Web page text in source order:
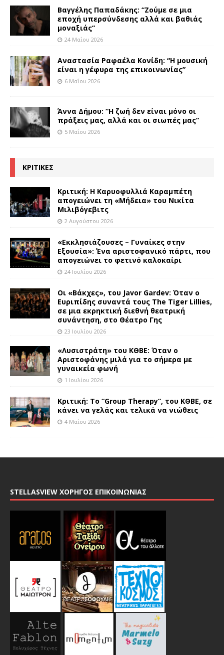
Βαγγέλης Παπαδάκης: “Ζούμε σε μια
εποχή υπερσύνδεσης αλλά και βαθιάς
μοναξιάς”
24 Μαΐου 2026
Αναστασία Ραφαέλα Κονίδη: “Η μουσική
είναι η γέφυρα της επικοινωνίας”
6 Μαΐου 2026
Άννα Δήμου: “Η ζωή δεν είναι μόνο οι
πράξεις μας, αλλά και οι σιωπές μας”
5 Μαΐου 2026
ΚΡΙΤΙΚΕΣ
Κριτική: Η Καρυοφυλλιά Καραμπέτη
απογειώνει τη «Μήδεια» του Νικίτα
Μιλιβόγεβιτς
2 Αυγούστου 2026
«Εκκλησιάζουσες – Γυναίκες στην
Εξουσία»: Ένα αριστοφανικό πάρτι, που
απογειώνει το φετινό καλοκαίρι
24 Ιουλίου 2026
Οι «Βάκχες», του Javor Gardev: Όταν ο
Ευριπίδης συναντά τους The Tiger Lillies,
σε μια εκρηκτική διεθνή θεατρική
συνάντηση, στο Θέατρο Γης
23 Ιουλίου 2026
«Λυσιστράτη» του ΚΘΒΕ: Όταν ο
Αριστοφάνης μιλά για το σήμερα με
γυναικεία φωνή
1 Ιουλίου 2026
Κριτική: Το “Group Therapy”, του ΚΘΒΕ, σε
κάνει να γελάς και τελικά να νιώθεις
4 Μαΐου 2026
STELLASVIEW ΧΟΡΗΓΟΣ ΕΠΙΚΟΙΝΩΝΙΑΣ